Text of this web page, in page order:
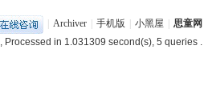
Archiver 手机版 小黑屋
思童网
, Processed in 1.031309 second(s), 5 queries .